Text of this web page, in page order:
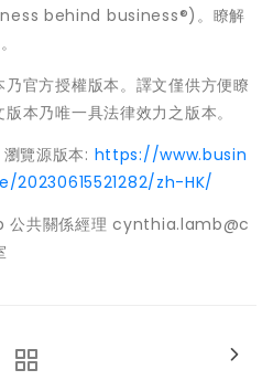
behind business®)。瞭解
官方授權版本。譯文僅供方便瞭
本乃唯一具法律效力之版本。
覽源版本: https://www.busin
zh-HK/
共關係經理 cynthia.lamb@c